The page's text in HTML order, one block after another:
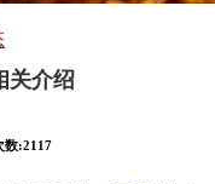
关介绍
数:2117